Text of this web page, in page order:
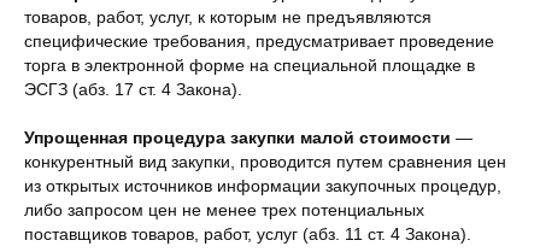
товаров, работ, услуг, к которым не предъявляются
специфические требования, предусматривает проведение
торга в электронной форме на специальной площадке в
ЭСГЗ (абз. 17 ст. 4 Закона).
Упрощенная процедура закупки малой стоимости —
конкурентный вид закупки, проводится путем сравнения цен
из открытых источников информации закупочных процедур,
либо запросом цен не менее трех потенциальных
поставщиков товаров, работ, услуг (абз. 11 ст. 4 Закона).